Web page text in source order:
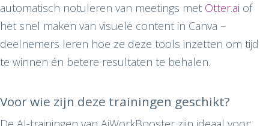
automatisch notuleren van meetings met Otter.ai of
het snel maken van visuele content in Canva –
deelnemers leren hoe ze deze tools inzetten om tijd
te winnen én betere resultaten te behalen.
Voor wie zijn deze trainingen geschikt?